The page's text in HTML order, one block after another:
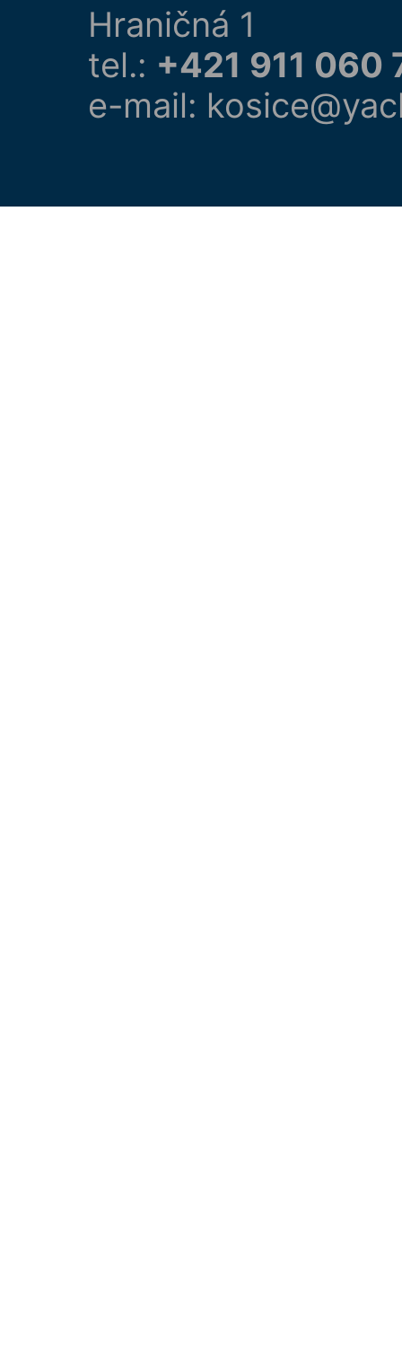
Hraničná 1
tel.: +421 911 060
e-mail: